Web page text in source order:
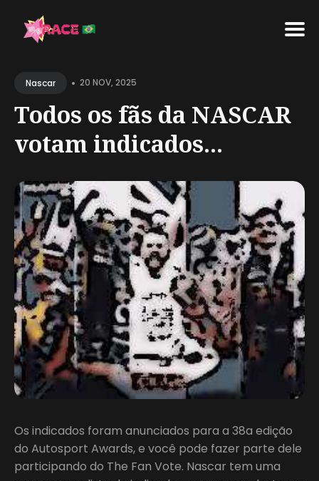
forNascar • 20 NOV, 2025
Todos os fãs da NASCAR
votam indicados...
Os indicados foram anunciados para a 38a edição
do Autosport Awards, e você pode fazer parte dele
participando do The Fan Vote. Nascar tem uma